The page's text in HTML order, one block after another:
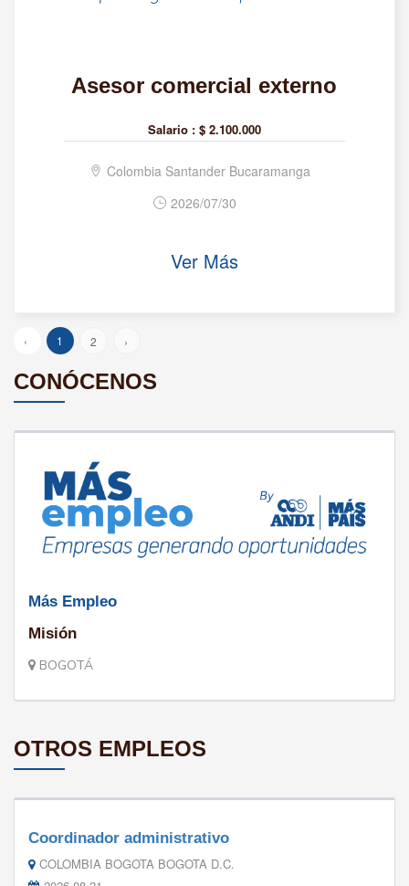
Asesor comercial externo
Salario : $ 2.100.000
Colombia Santander Bucaramanga
2026/07/30
Ver Más
‹ 1 2 ›
CONÓCENOS
Más Empleo
Misión
BOGOTÁ
OTROS EMPLEOS
Coordinador administrativo
COLOMBIA BOGOTA BOGOTA D.C.